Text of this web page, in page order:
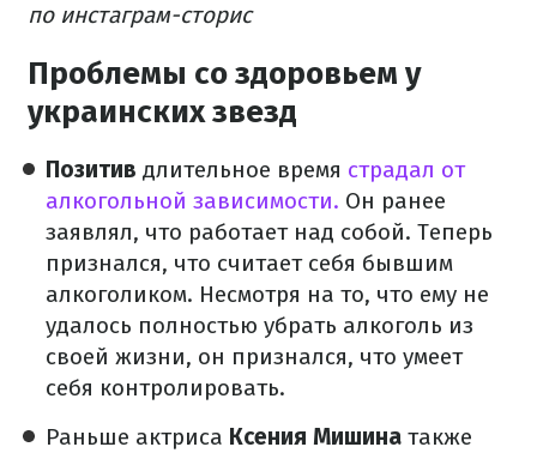
по инстаграм-сторис
Проблемы со здоровьем у
украинских звезд
Позитив длительное время страдал от
алкогольной зависимости. Он ранее
заявлял, что работает над собой. Теперь
признался, что считает себя бывшим
алкоголиком. Несмотря на то, что ему не
удалось полностью убрать алкоголь из
своей жизни, он признался, что умеет
себя контролировать.
Раньше актриса Ксения Мишина также